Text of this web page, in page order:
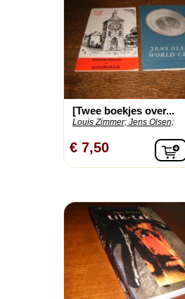
[Twee boekjes over...
Louis Zimmer; Jens Olsen;
€ 7,50